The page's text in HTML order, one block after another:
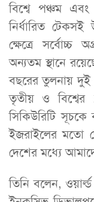
বিশ্বে পঞ্চম এবং
নির্ধারিত টেকসই
ক্ষেত্রে সর্বোচ্চ
অন্যতম স্থানে
বছরের তুলনায় দুই
তৃতীয় ও বিশ্বের
সিকিউরিটি সূচকে
ইজরাইলের মতো
দেশের মধ্যে
তিনি বলেন,